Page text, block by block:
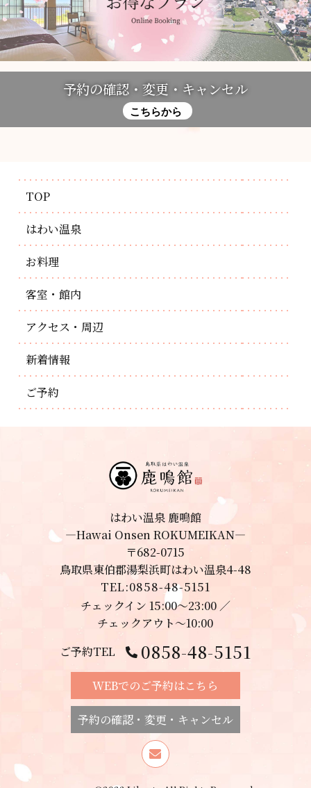
予約の確認・変更・キャンセル
こちらから
TOP
はわい温泉
お料理
客室・館内
アクセス・周辺
新着情報
ご予約
はわい温泉 鹿鳴館
―Hawai Onsen ROKUMEIKAN―
〒682-0715
鳥取県東伯郡湯梨浜町はわい温泉4-48
TEL:0858-48-5151
チェックイン 15:00～23:00 ／
チェックアウト～10:00
ご予約TEL
0858-48-5151
WEBでのご予約はこちら
予約の確認・変更・キャンセル